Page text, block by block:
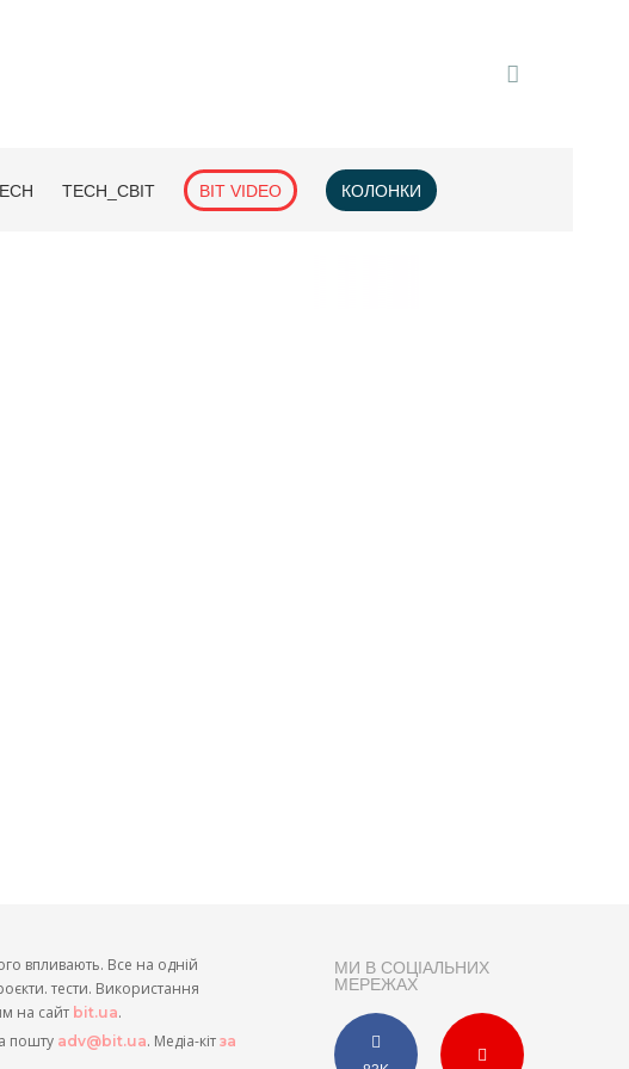
TECH_СВІТ BIT VIDEO КОЛОНКИ
МИ В СОЦІАЛЬНИХ
МЕРЕЖАХ
впливають. Все на одній
тести. Використання
на сайт bit.ua.
пошту adv@bit.ua. Медіа-кіт за